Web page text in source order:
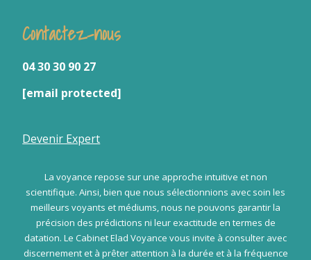
Contactez-nous
04 30 30 90 27
[email protected]
Devenir Expert
La voyance repose sur une approche intuitive et non
scientifique. Ainsi, bien que nous sélectionnions avec soin les
meilleurs voyants et médiums, nous ne pouvons garantir la
précision des prédictions ni leur exactitude en termes de
datation. Le Cabinet Elad Voyance vous invite à consulter avec
discernement et à prêter attention à la durée et à la fréquence